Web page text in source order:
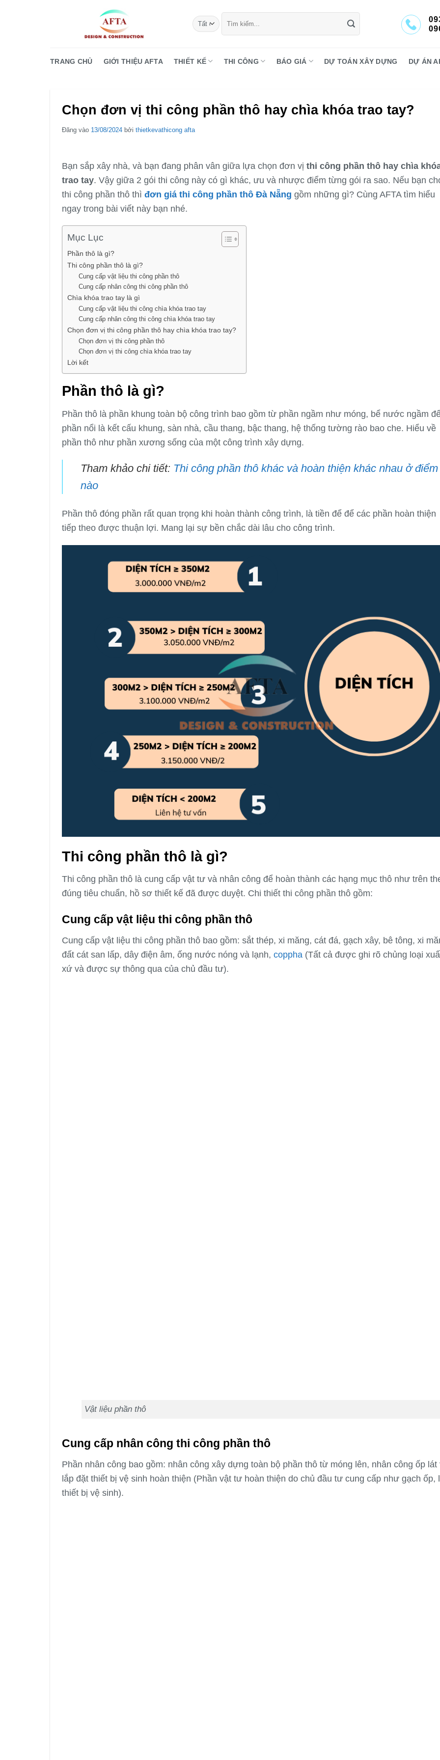
kiếm:
TRANG CHỦ GIỚI THIỆU AFTA THIẾT KẾ THI CÔNG BÁO GIÁ DỰ TOÁN XÂY DỰNG DỰ ÁN
Chọn đơn vị thi công phần thô hay chìa khóa trao tay?
Đăng vào 13/08/2024 bởi thietkevathicong afta
Bạn sắp xây nhà, và bạn đang phân vân giữa lựa chọn đơn vị thi công phần thô hay chìa
trao tay. Vậy giữa 2 gói thi công này có gì khác, ưu và nhược điểm từng gói ra sao. Nếu bạn
thi công phần thô thì đơn giá thi công phần thô Đà Nẵng gồm những gì? Cùng AFTA tìm hiểu
ngay trong bài viết này bạn nhé.
Mục Lục
Phần thô là gì?
Thi công phần thô là gì?
Cung cấp vật liệu thi công phần thô
Cung cấp nhân công thi công phần thô
Chìa khóa trao tay là gì
Cung cấp vật liệu thi công chìa khóa trao tay
Cung cấp nhân công thi công chìa khóa trao tay
Chọn đơn vị thi công phần thô hay chìa khóa trao tay?
Chọn đơn vị thi công phần thô
Chọn đơn vị thi công chìa khóa trao tay
Lời kết
Phần thô là gì?
Phần thô là phần khung toàn bộ công trình bao gồm từ phần ngầm như móng, bể nước ngầm
phần nổi là kết cấu khung, sàn nhà, cầu thang, bậc thang, hệ thống tường rào bao che. Hiểu về
phần thô như phần xương sống của một công trình xây dựng.
Tham khảo chi tiết: Thi công phần thô khác và hoàn thiện khác nhau ở điểm
nào
Phần thô đóng phần rất quan trọng khi hoàn thành công trình, là tiền để để các phần hoàn thiện
tiếp theo được thuận lợi. Mang lại sự bền chắc dài lâu cho công trình.
Thi công phần thô là gì?
Thi công phần thô là cung cấp vật tư và nhân công để hoàn thành các hạng mục thô như trên
đúng tiêu chuẩn, hồ sơ thiết kế đã được duyệt. Chi thiết thi công phần thô gồm:
Cung cấp vật liệu thi công phần thô
Cung cấp vật liệu thi công phần thô bao gồm: sắt thép, xi măng, cát đá, gạch xây, bê tông, xi
đất cát san lấp, dây điện âm, ống nước nóng và lạnh, coppha (Tất cả được ghi rõ chủng loại
xứ và được sự thông qua của chủ đầu tư).
Vật liệu phần thô
Cung cấp nhân công thi công phần thô
Phần nhân công bao gồm: nhân công xây dựng toàn bộ phần thô từ móng lên, nhân công ốp lát
lắp đặt thiết bị vệ sinh hoàn thiện (Phần vật tư hoàn thiện do chủ đầu tư cung cấp như gạch ốp,
thiết bị vệ sinh).